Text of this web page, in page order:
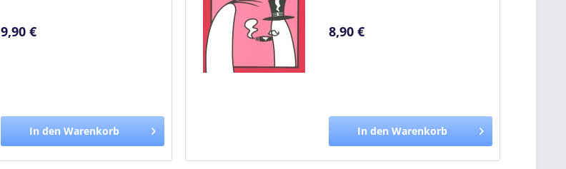
Nachbarschaftsgeschichten
9,90 €
In den Warenkorb
Weltuntergang ebenso...
8,90 €
In den Warenkorb